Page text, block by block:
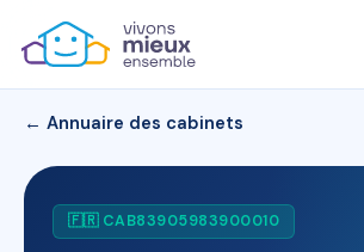
← Annuaire des cabinets
🇫🇷 CAB83905983900010